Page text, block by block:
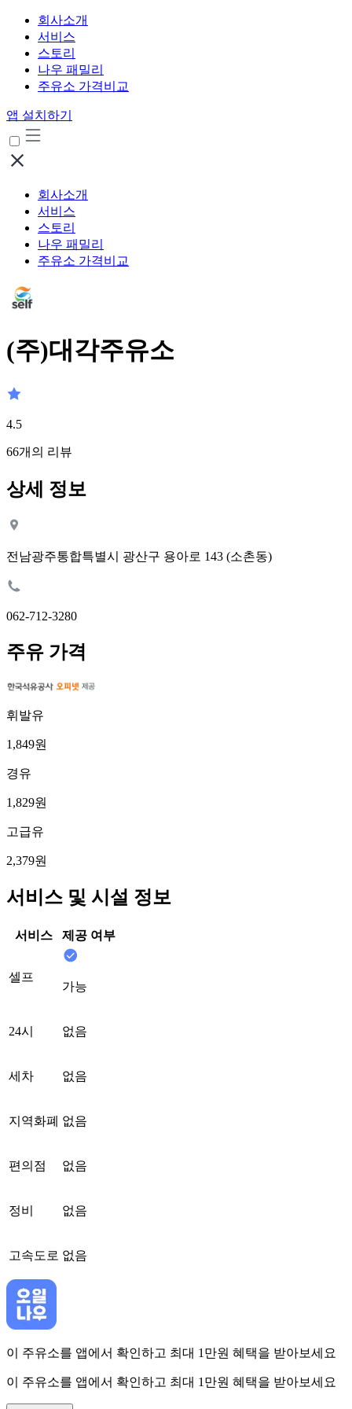
회사소개
서비스
스토리
나우 패밀리
주유소 가격비교
앱 설치하기
회사소개
서비스
스토리
나우 패밀리
주유소 가격비교
(주)대각주유소
4.5
66개의 리뷰
상세 정보
전남광주통합특별시 광산구 용아로 143 (소촌동)
062-712-3280
주유 가격
휘발유
1,849원
경유
1,829원
고급유
2,379원
서비스 및 시설 정보
서비스 제공 여부
셀프
가능
24시 없음
세차 없음
지역화폐 없음
편의점 없음
정비 없음
고속도로 없음
이 주유소를 앱에서 확인하고 최대 1만원 혜택을 받아보세요
이 주유소를 앱에서 확인하고 최대 1만원 혜택을 받아보세요